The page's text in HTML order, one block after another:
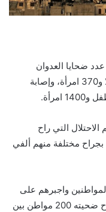
ضحايا العدوان
الصهيوني إلى 1900 شهيد بينهم 614 طفلا و370 امرأة، وإصابة
التي راح
وإصابة 7696 مواطنا بجراح مختلفة منهم ألفي
واجبرهم على
النزوح، ثم ضاعف إجرامه باستهدافهم، وراح ضحيته 200 مواطن بين